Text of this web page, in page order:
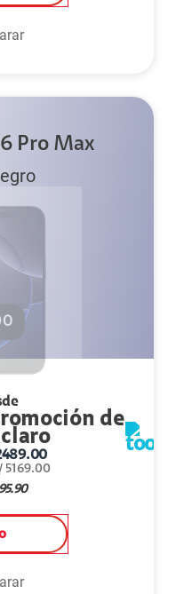
Pro Max
5169.00
95.90